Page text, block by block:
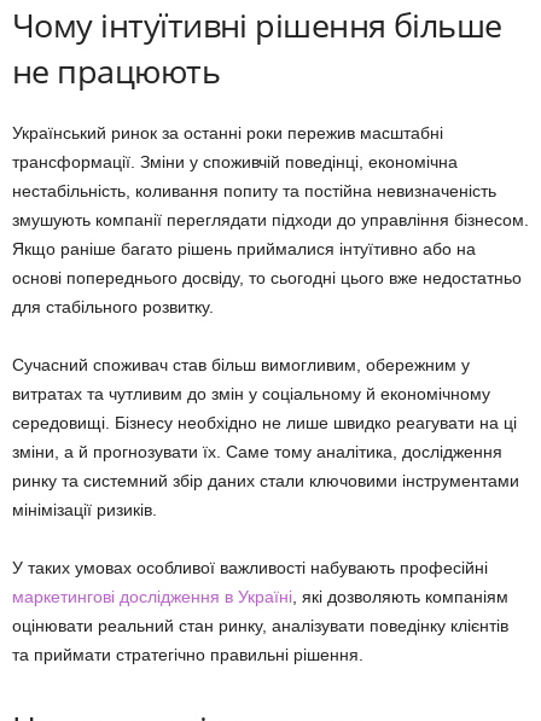
Чому інтуїтивні рішення більше
не працюють
Український ринок за останні роки пережив масштабні
трансформації. Зміни у споживчій поведінці, економічна
нестабільність, коливання попиту та постійна невизначеність
змушують компанії переглядати підходи до управління бізнесом.
Якщо раніше багато рішень приймалися інтуїтивно або на
основі попереднього досвіду, то сьогодні цього вже недостатньо
для стабільного розвитку.
Сучасний споживач став більш вимогливим, обережним у
витратах та чутливим до змін у соціальному й економічному
середовищі. Бізнесу необхідно не лише швидко реагувати на ці
зміни, а й прогнозувати їх. Саме тому аналітика, дослідження
ринку та системний збір даних стали ключовими інструментами
мінімізації ризиків.
У таких умовах особливої важливості набувають професійні
маркетингові дослідження в Україні , які дозволяють компаніям
оцінювати реальний стан ринку, аналізувати поведінку клієнтів
та приймати стратегічно правильні рішення.